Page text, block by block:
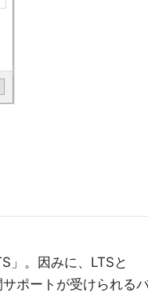
」。因みに、LTSと
ポートが受けられる